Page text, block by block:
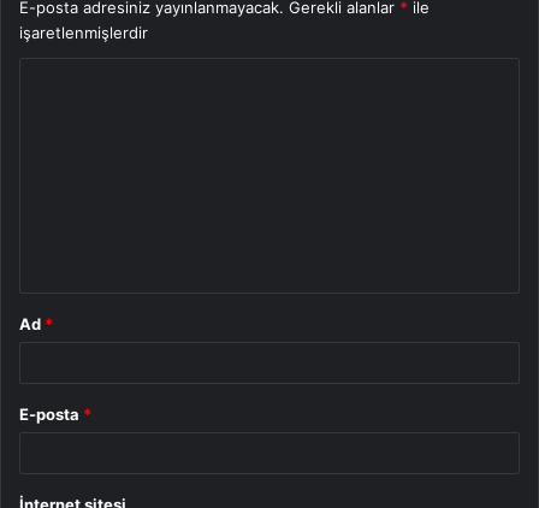
E-posta adresiniz yayınlanmayacak. Gerekli alanlar * ile
işaretlenmişlerdir
Ad *
E-posta *
İnternet sitesi